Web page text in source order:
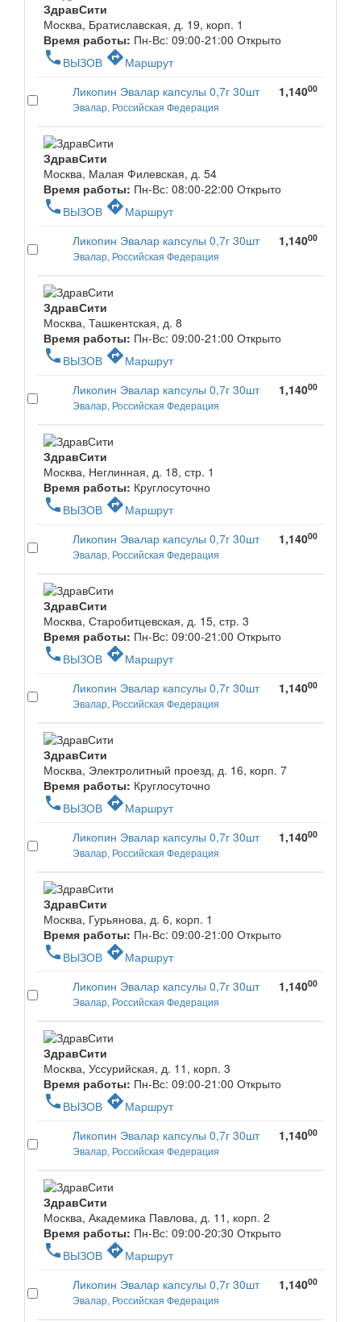
ЗдравСити
Москва, Братиславская, д. 19, корп. 1
Время работы: Пн-Вс: 09:00-21:00 Открыто
phone ВЫЗОВ directionsМаршрут
Ликопин Эвалар капсулы 0,7г 30шт
Эвалар, Российская Федерация
1,14000
ЗдравСити
Москва, Малая Филевская, д. 54
Время работы: Пн-Вс: 08:00-22:00 Открыто
phone ВЫЗОВ directionsМаршрут
Ликопин Эвалар капсулы 0,7г 30шт
Эвалар, Российская Федерация
1,14000
ЗдравСити
Москва, Ташкентская, д. 8
Время работы: Пн-Вс: 09:00-21:00 Открыто
phone ВЫЗОВ directionsМаршрут
Ликопин Эвалар капсулы 0,7г 30шт
Эвалар, Российская Федерация
1,14000
ЗдравСити
Москва, Неглинная, д. 18, стр. 1
Время работы: Круглосуточно
phone ВЫЗОВ directionsМаршрут
Ликопин Эвалар капсулы 0,7г 30шт
Эвалар, Российская Федерация
1,14000
ЗдравСити
Москва, Старобитцевская, д. 15, стр. 3
Время работы: Пн-Вс: 09:00-21:00 Открыто
phone ВЫЗОВ directionsМаршрут
Ликопин Эвалар капсулы 0,7г 30шт
Эвалар, Российская Федерация
1,14000
ЗдравСити
Москва, Электролитный проезд, д. 16, корп. 7
Время работы: Круглосуточно
phone ВЫЗОВ directionsМаршрут
Ликопин Эвалар капсулы 0,7г 30шт
Эвалар, Российская Федерация
1,14000
ЗдравСити
Москва, Гурьянова, д. 6, корп. 1
Время работы: Пн-Вс: 09:00-21:00 Открыто
phone ВЫЗОВ directionsМаршрут
Ликопин Эвалар капсулы 0,7г 30шт
Эвалар, Российская Федерация
1,14000
ЗдравСити
Москва, Уссурийская, д. 11, корп. 3
Время работы: Пн-Вс: 09:00-21:00 Открыто
phone ВЫЗОВ directionsМаршрут
Ликопин Эвалар капсулы 0,7г 30шт
Эвалар, Российская Федерация
1,14000
ЗдравСити
Москва, Академика Павлова, д. 11, корп. 2
Время работы: Пн-Вс: 09:00-20:30 Открыто
phone ВЫЗОВ directionsМаршрут
Ликопин Эвалар капсулы 0,7г 30шт
Эвалар, Российская Федерация
1,14000